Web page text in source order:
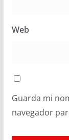
Web
Guarda mi
navegador